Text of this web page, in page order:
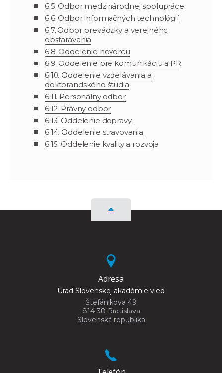
6.5. Odbor medzinárodnej spolupráce
6.6. Odbor informačných technológií
6.7. Odbor prevádzky a verejného
obstarávania
6.8. Oddelenie hovorcu
6.9. Oddelenie pre komunikáciu a PR
6.10. Oddelenie vzdelávania a
doktorandského štúdia
6.11. Personálny odbor
6.12. Právny odbor
6.13. Oddelenie dopravy
6.14. Oddelenie stravovania
6.15. Oddelenie kvality a rozvoja
Adresa
Úrad Slovenskej akadémie vied
Štefánikova 49
814 38 Bratislava
Slovenská republika